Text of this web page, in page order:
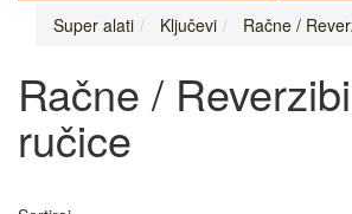
Super alati Ključevi Račne /
Račne /
ručice